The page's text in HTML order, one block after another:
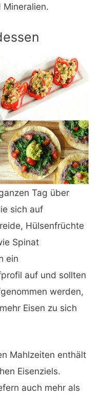
Tag über
sich auf
Hülsenfrüchte
Spinat
ein
auf und sollten
werden,
Eisen zu sich
Mahlzeiten enthält
Eisenziels.
auch mehr als